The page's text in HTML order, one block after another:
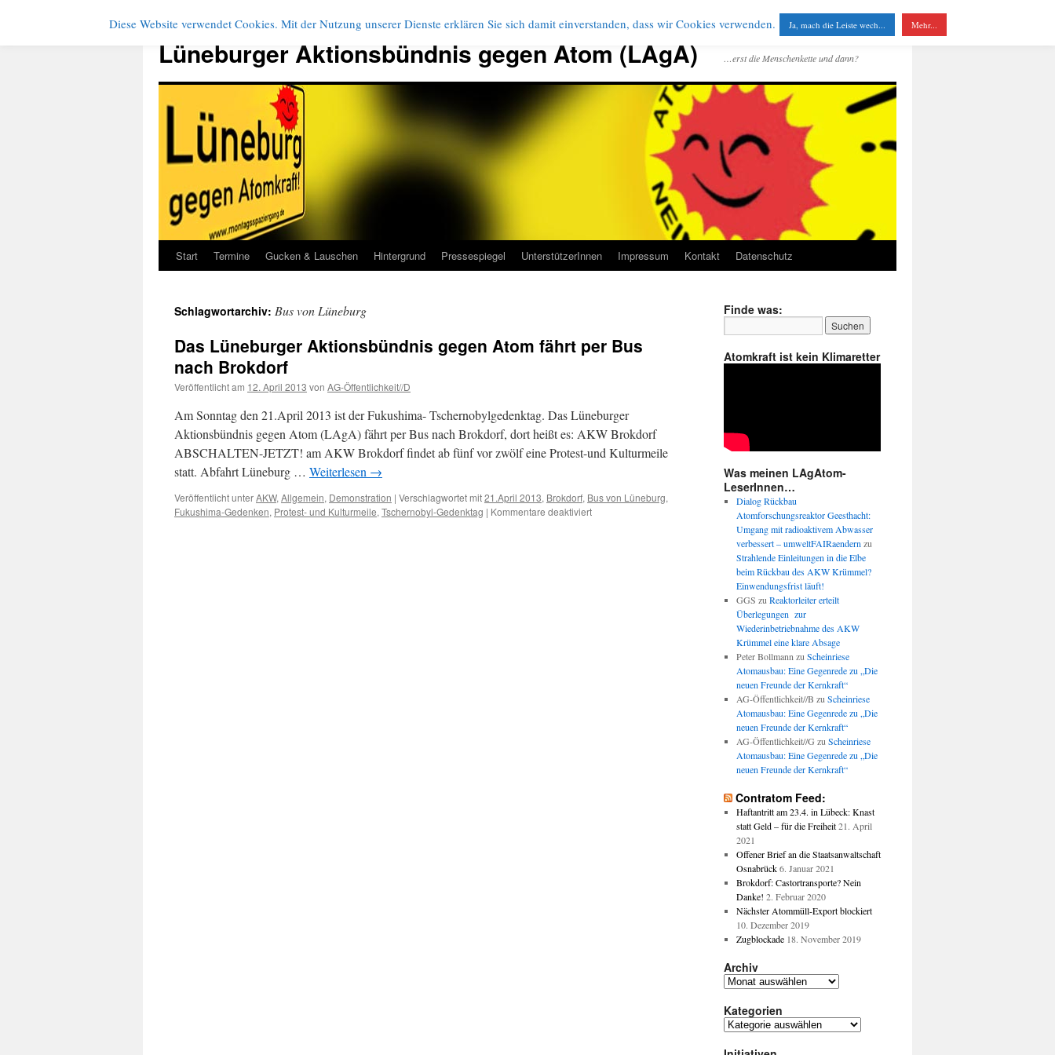
Zum
springen
Lüneburger Aktionsbündnis gegen Atom (LAgA) …erst die Menschenkette und dann?
Start Termine Gucken & Lauschen Hintergrund Pressespiegel UnterstützerInnen Impressum Kontakt Datenschutz
Schlagwortarchiv: Bus von Lüneburg
Das Lüneburger Aktionsbündnis gegen Atom fährt per Bus
nach Brokdorf
Veröffentlicht am 12. April 2013 von AG-Öffentlichkeit//D
Am Sonntag den 21.April 2013 ist der Fukushima- Tschernobylgedenktag. Das Lüneburger
Aktionsbündnis gegen Atom (LAgA) fährt per Bus nach Brokdorf, dort heißt es: AKW Brokdorf
ABSCHALTEN-JETZT! am AKW Brokdorf findet ab fünf vor zwölf eine Protest-und Kulturmeile
statt. Abfahrt Lüneburg … Weiterlesen →
Veröffentlicht unterAKW, Allgemein, Demonstration | Verschlagwortet mit21.April 2013, Brokdorf, Bus von Lüneburg,
Fukushima-Gedenken, Protest- und Kulturmeile, Tschernobyl-Gedenktag | Kommentare deaktiviertfür
Finde was:
Atomkraft ist kein Klimaretter
Was meinen LAgAtom-
LeserInnen…
Dialog Rückbau
Atomforschungsreaktor Geesthacht:
Umgang mit radioaktivem Abwasser
verbessert – umweltFAIRaendern zu
Strahlende Einleitungen in die Elbe
beim Rückbau des AKW Krümmel?
Einwendungsfrist läuft!
GGS zu Reaktorleiter erteilt
Überlegungen zur
Wiederinbetriebnahme des AKW
Krümmel eine klare Absage
Peter Bollmann zu Scheinriese
Atomausbau: Eine Gegenrede zu „Die
neuen Freunde der Kernkraft“
AG-Öffentlichkeit//B zu Scheinriese
Atomausbau: Eine Gegenrede zu „Die
neuen Freunde der Kernkraft“
AG-Öffentlichkeit//G zu Scheinriese
Atomausbau: Eine Gegenrede zu „Die
neuen Freunde der Kernkraft“
Contratom Feed:
Haftantritt am 23.4. in Lübeck: Knast
statt Geld – für die Freiheit 21. April
2021
Offener Brief an die Staatsanwaltschaft
Osnabrück 6. Januar 2021
Brokdorf: Castortransporte? Nein
Danke! 2. Februar 2020
Nächster Atommüll-Export blockiert
10. Dezember 2019
Zugblockade 18. November 2019
Archiv
Archiv
Kategorien
Kategorien
Diese Website verwendet Cookies. Mit der Nutzung unserer Dienste erklären Sie sich damit einverstanden, dass wir Cookies verwenden. Ja, mach die Leiste wech... Mehr...